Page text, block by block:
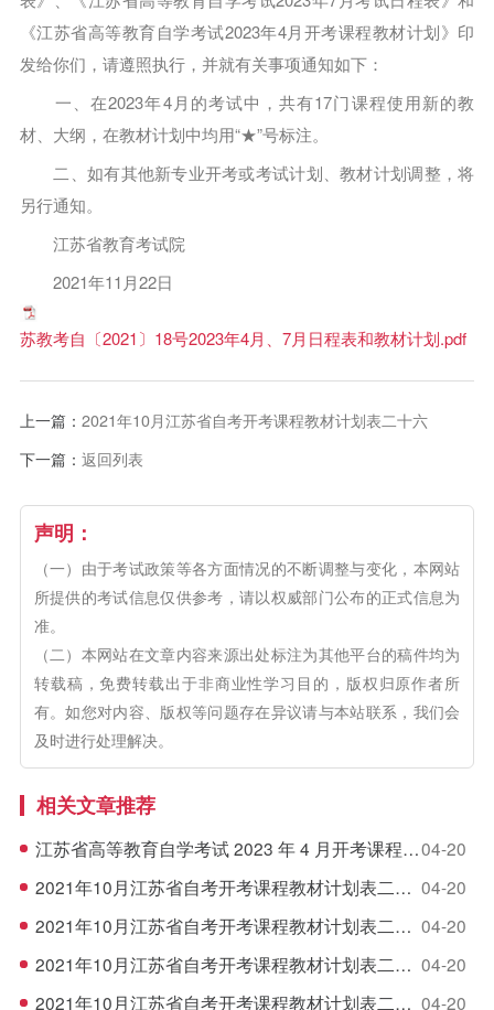
《江苏省高等教育自学考试2023年4月开考课程教材计划》印
发给你们，请遵照执行，并就有关事项通知如下：
一、在2023年4月的考试中，共有17门课程使用新的教
材、大纲，在教材计划中均用“★”号标注。
二、如有其他新专业开考或考试计划、教材计划调整，将
另行通知。
江苏省教育考试院
2021年11月22日
苏教考自〔2021〕18号2023年4月、7月日程表和教材计划.pdf
上一篇： 2021年10月江苏省自考开考课程教材计划表二十六
下一篇： 返回列表
声明：
（一）由于考试政策等各方面情况的不断调整与变化，本网站
所提供的考试信息仅供参考，请以权威部门公布的正式信息为
准。
（二）本网站在文章内容来源出处标注为其他平台的稿件均为
转载稿，免费转载出于非商业性学习目的，版权归原作者所
有。如您对内容、版权等问题存在异议请与本站联系，我们会
及时进行处理解决。
相关文章推荐
江苏省高等教育自学考试 2023 年 4 月开考课程教材计划表04-20
2021年10月江苏省自考开考课程教材计划表二十六 04-20
2021年10月江苏省自考开考课程教材计划表二十五 04-20
2021年10月江苏省自考开考课程教材计划表二十四 04-20
2021年10月江苏省自考开考课程教材计划表二十三 04-20